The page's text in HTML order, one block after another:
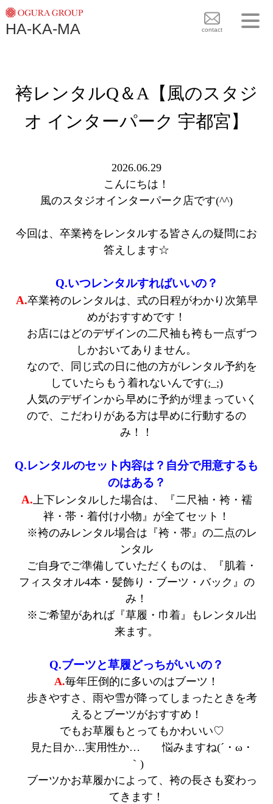
SHOPS
HA-KA-MA contact
袴 BRAND
袴 COLLECTION
BLOG
SHOPS
袴レンタルQ＆A【風のスタジ
オ インターパーク 宇都宮】
2026.06.29
こんにちは！
風のスタジオインターパーク店です(^^)
今回は、卒業袴をレンタルする皆さんの疑問にお
答えします☆
Q.いつレンタルすればいいの？
A.卒業袴のレンタルは、式の日程がわかり次第早
めがおすすめです！
お店にはどのデザインの二尺袖も袴も一点ずつ
しかおいてありません。
なので、同じ式の日に他の方がレンタル予約を
していたらもう着れないんです(;_;)
人気のデザインから早めに予約が埋まっていく
ので、こだわりがある方は早めに行動するの
み！！
Q.レンタルのセット内容は？自分で用意するも
のはある？
A.上下レンタルした場合は、『二尺袖・袴・襦
袢・帯・着付け小物』が全てセット！
※袴のみレンタル場合は『袴・帯』の二点のレ
ンタル
ご自身でご準備していただくものは、『肌着・
フィスタオル4本・髪飾り・ブーツ・バック』の
み！
※ご希望があれば『草履・巾着』もレンタル出
来ます。
Q.ブーツと草履どっちがいいの？
A.毎年圧倒的に多いのはブーツ！
歩きやすさ、雨や雪が降ってしまったときを考
えるとブーツがおすすめ！
でもお草履もとってもかわいい♡
見た目か…実用性か… 悩みますね(´・ω・
｀)
ブーツかお草履かによって、袴の長さも変わっ
てきます！